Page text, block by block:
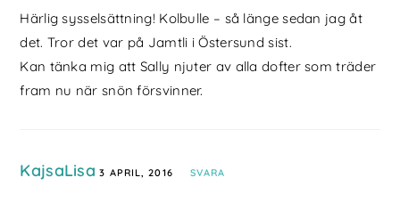
Härlig sysselsättning! Kolbulle – så länge sedan jag åt
det. Tror det var på Jamtli i Östersund sist.
Kan tänka mig att Sally njuter av alla dofter som träder
fram nu när snön försvinner.
KajsaLisa 3 APRIL, 2016 SVARA